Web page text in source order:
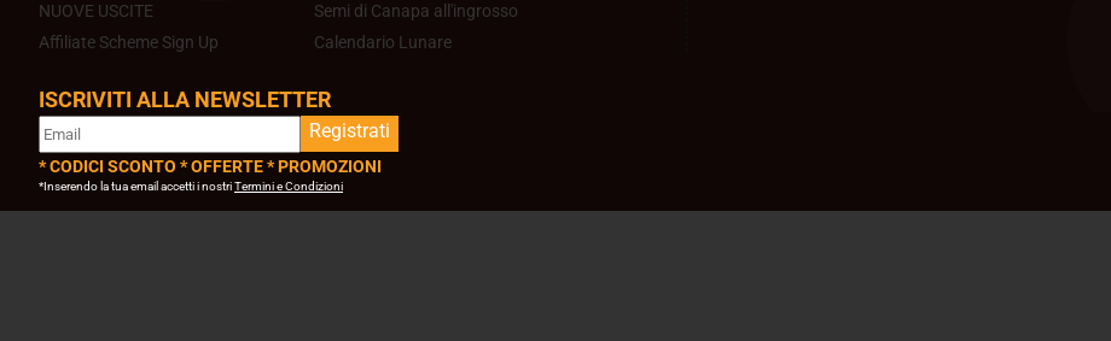
NUOVE USCITE
Affiliate Scheme Sign Up
Semi di Canapa all'ingrosso
Calendario Lunare
ISCRIVITI ALLA NEWSLETTER
Registrati
* CODICI SCONTO * OFFERTE * PROMOZIONI
*Inserendo la tua email accetti i nostriTermini e Condizioni